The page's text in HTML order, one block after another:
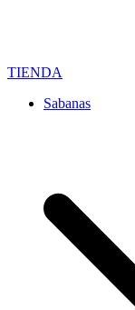
TIENDA
Sabanas